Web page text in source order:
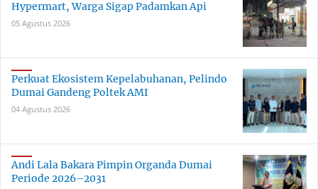
Hypermart, Warga Sigap Padamkan Api
05 Agustus 2026
Perkuat Ekosistem Kepelabuhanan, Pelindo
Dumai Gandeng Poltek AMI
04 Agustus 2026
Andi Lala Bakara Pimpin Organda Dumai
Periode 2026–2031